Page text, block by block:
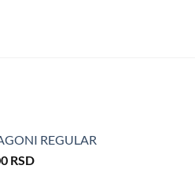
REGULAR
RSDТренутна